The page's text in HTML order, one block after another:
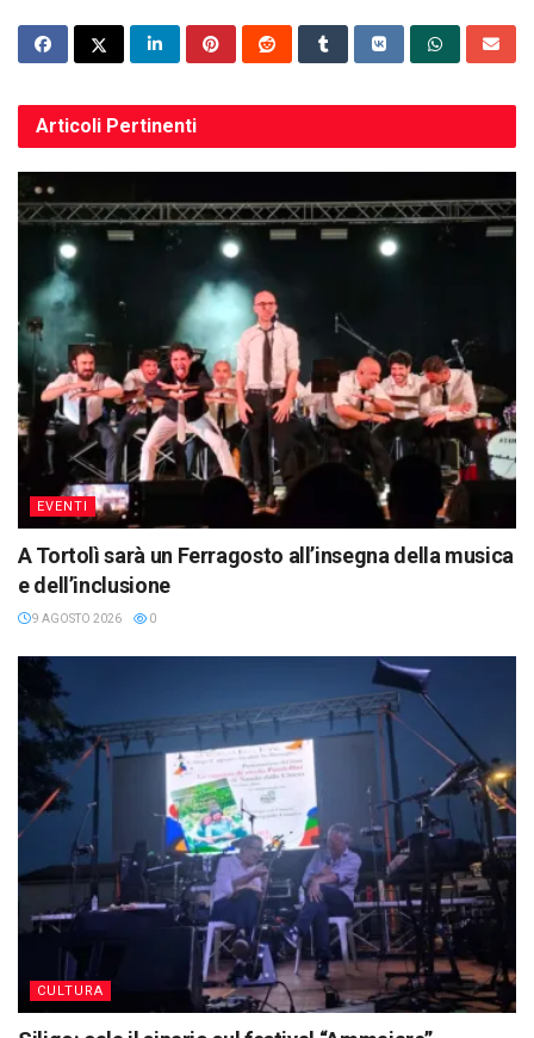
Articoli Pertinenti
EVENTI
A Tortolì sarà un Ferragosto all’insegna della musica
e dell’inclusione
9 AGOSTO 2026 0
CULTURA